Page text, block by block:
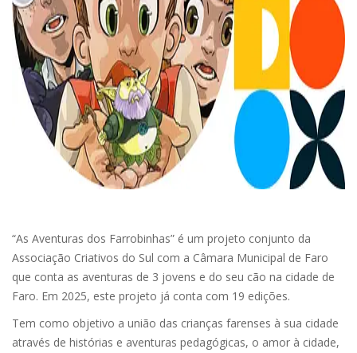
“As Aventuras dos Farrobinhas” é um projeto conjunto da
Associação Criativos do Sul com a Câmara Municipal de Faro
que conta as aventuras de 3 jovens e do seu cão na cidade de
Faro. Em 2025, este projeto já conta com 19 edições.
Tem como objetivo a união das crianças farenses à sua cidade
através de histórias e aventuras pedagógicas, o amor à cidade,